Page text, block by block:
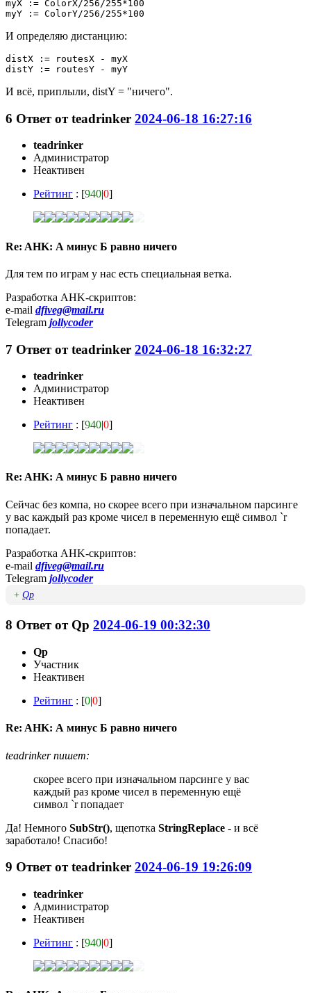
myX := ColorX/256/255*100
myY := ColorY/256/255*100
И определяю дистанцию:
distX := routesX - myX
distY := routesY - myY
И всё, приплыли, distY = "ничего".
6 Ответ отteadrinker 2024-06-18 16:27:16
teadrinker
Администратор
Неактивен
Рейтинг : [940|0]
Re: AHK: А минус Б равно ничего
Для тем по играм у нас есть специальная ветка.
Разработка AHK-скриптов:
e-mail dfiveg@mail.ru
Telegram jollycoder
7 Ответ отteadrinker 2024-06-18 16:32:27
teadrinker
Администратор
Неактивен
Рейтинг : [940|0]
Re: AHK: А минус Б равно ничего
Сейчас без компа, но скорее всего при изначальном парсинге
у вас каждый раз кроме чисел в переменную ещё символ `r
попадает.
Разработка AHK-скриптов:
e-mail dfiveg@mail.ru
Telegram jollycoder
+ Qp
8 Ответ от Qp 2024-06-19 00:32:30
Qp
Участник
Неактивен
Рейтинг : [0|0]
Re: AHK: А минус Б равно ничего
teadrinker пишет:
скорее всего при изначальном парсинге у вас
каждый раз кроме чисел в переменную ещё
символ `r попадает
Да! Немного SubStr(), щепотка StringReplace - и всё
заработало! Спасибо!
9 Ответ отteadrinker 2024-06-19 19:26:09
teadrinker
Администратор
Неактивен
Рейтинг : [940|0]